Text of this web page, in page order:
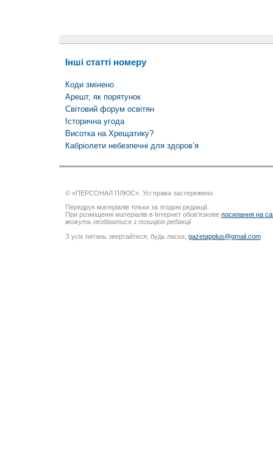
Інші статті номеру
Коди змінено
Арешт, як порятунок
Світовий форум освітян
Історична угода
Висотка на Хрещатику?
Кабріолети небезпечні для здоров’я
© «ПЕРСОНАЛ ПЛЮС». Усі права застережено.
Передрук матеріалів тільки за згодою редакції.
При розміщенні матеріалів в Інтернет обов’язкове посилання на
можуть незбігатися з позицією редакції
З усіх питань звертайтеся, будь ласка, gazetapplus@gmail.com